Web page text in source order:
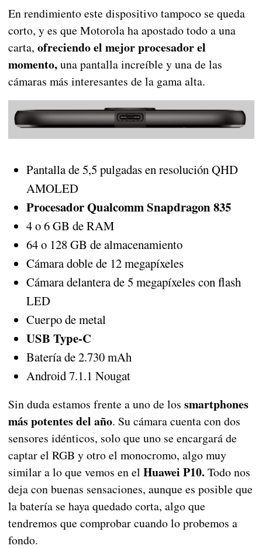
En rendimiento este dispositivo tampoco se queda
corto, y es que Motorola ha apostado todo a una
carta, ofreciendo el mejor procesador el
momento,una pantalla increíble y una de las
cámaras más interesantes de la gama alta.
Pantalla de 5,5 pulgadas en resolución QHD
AMOLED
Procesador Qualcomm Snapdragon 835
4 o 6 GB de RAM
64 o 128 GB de almacenamiento
Cámara doble de 12 megapíxeles
Cámara delantera de 5 megapíxeles con flash
LED
Cuerpo de metal
USB Type-C
Batería de 2.730 mAh
Android 7.1.1 Nougat
Sin duda estamos frente a uno de los smartphones
más potentes del año. Su cámara cuenta con dos
sensores idénticos, solo que uno se encargará de
captar el RGB y otro el monocromo, algo muy
similar a lo que vemos en el Huawei P10. Todo nos
deja con buenas sensaciones, aunque es posible que
la batería se haya quedado corta, algo que
tendremos que comprobar cuando lo probemos a
fondo.